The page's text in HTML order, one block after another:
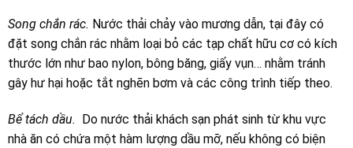
Song chắn rác. Nước thải chảy vào mương dẫn, tại đây có
đặt song chắn rác nhằm loại bỏ các tạp chất hữu cơ có kích
thước lớn như bao nylon, bông băng, giấy vụn… nhằm tránh
gây hư hại hoặc tắt nghẽn bơm và các công trình tiếp theo.
Bể tách dầu. Do nước thải khách sạn phát sinh từ khu vực
nhà ăn có chứa một hàm lượng dầu mỡ, nếu không có biện